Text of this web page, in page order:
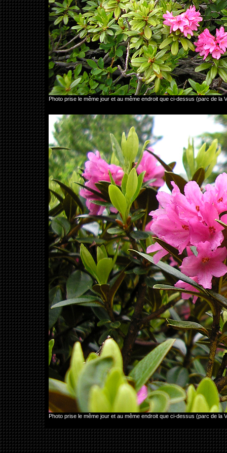
Photo prise le même jour et au même endroit que ci-dessus (parc de
Photo prise le même jour et au même endroit que ci-dessus (parc de